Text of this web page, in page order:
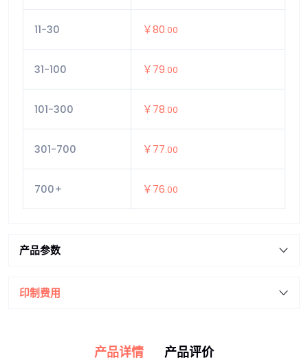
11-30 ￥80.00
31-100 ￥79.00
101-300 ￥78.00
301-700 ￥77.00
700+ ￥76.00
产品参数
印制费用
产品详情 产品评价